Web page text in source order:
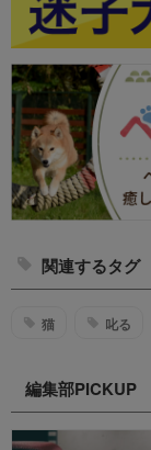
関連するタグ
猫 叱る
編集部PICKUP